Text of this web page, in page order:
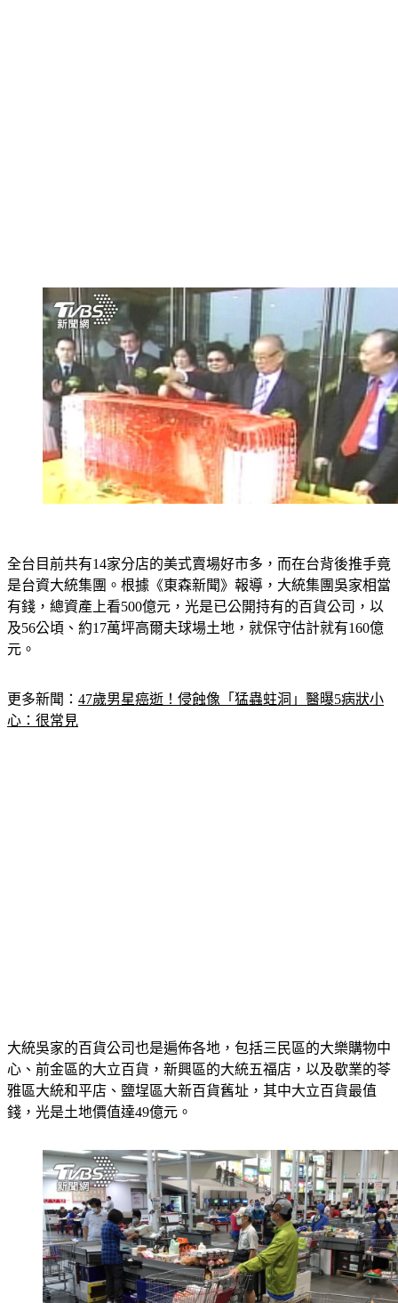
全台目前共有14家分店的美式賣場好市多，而在台背後推手竟
是台資大統集團。根據《東森新聞》報導，大統集團吳家相當
有錢，總資產上看500億元，光是已公開持有的百貨公司，以
及56公頃、約17萬坪高爾夫球場土地，就保守估計就有160億
更多新聞：
大統吳家的百貨公司也是遍佈各地，包括三民區的大樂購物中
心、前金區的大立百貨，新興區的大統五福店，以及歇業的苓
雅區大統和平店、鹽埕區大新百貨舊址，其中大立百貨最值